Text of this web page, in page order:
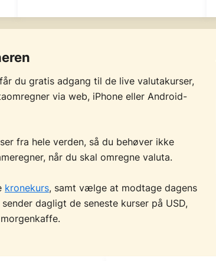
du gratis adgang til de live valutakurser,
via web, iPhone eller Android-
fra hele verden, så du behøver ikke
når du skal omregne valuta.
kronekurs, samt vælge at modtage dagens
sender dagligt de seneste kurser på USD,